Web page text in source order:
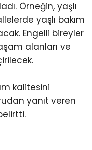
Örneğin, yaşlı
yaşlı bakım
Engelli bireyler
alanları ve
kalitesini
yanıt veren